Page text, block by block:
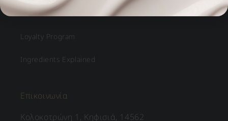
Golden Circle
Loyalty Program
Ingredients Explained
Επικοινωνία
Κολοκοτρώνη 1, Κηφισιά, 14562